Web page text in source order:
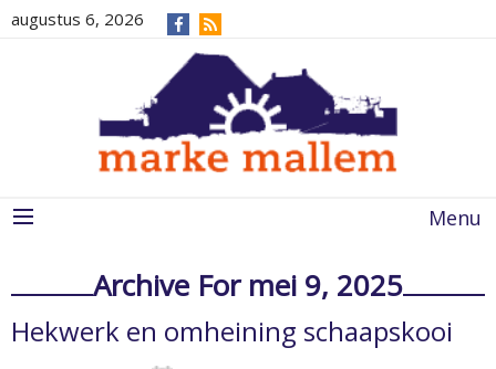
augustus 6, 2026
Menu
Archive For mei 9, 2025
Hekwerk en omheining schaapskooi